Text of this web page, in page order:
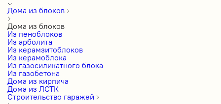
Дома из блоков
Дома из блоков
Из пеноблоков
Из арболита
Из керамзитоблоков
Из керамоблока
Из газосиликатного блока
Из газобетона
Дома из кирпича
Дома из ЛСТК
Строительство гаражей